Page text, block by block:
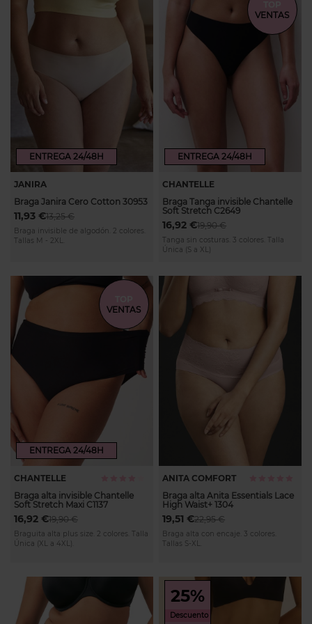
ENTREGA 24/48H
JANIRA
Braga Janira Cero Cotton 30953
13,25 €
11,93 €
Braga invisible de algodón. 2 colores.
Tallas M - 2XL.
ENTREGA 24/48H
VENTAS
CHANTELLE
Braga Tanga invisible Chantelle
Soft Stretch C2649
19,90 €
16,92 €
Tanga sin costuras. 3 colores. Talla
Única (S a XL)
ENTREGA 24/48H
VENTAS
CHANTELLE
Braga alta invisible Chantelle
Soft Stretch Maxi C1137
19,90 €
16,92 €
Braguita alta plus size. 2 colores. Talla
Única (XL a 4XL).
ANITA COMFORT
Braga alta Anita Essentials Lace
High Waist+ 1304
22,95 €
19,51 €
Braga alta con encaje. 3 colores.
Tallas S-XL.
25%
Descuento